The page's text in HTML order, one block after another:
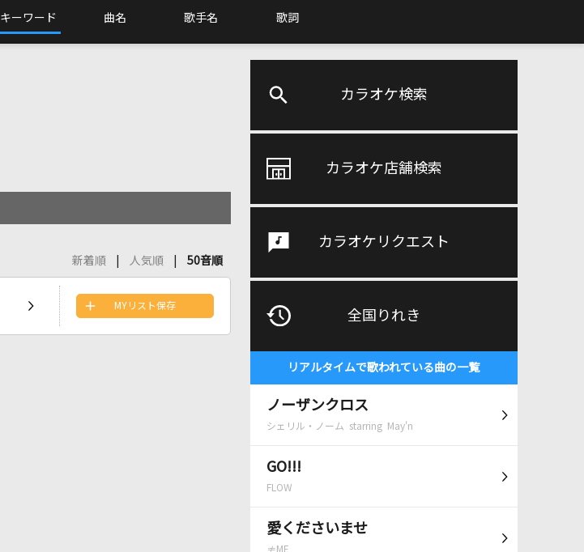
キーワード 曲名 歌手名 歌詞
カラオケ検索
カラオケ店舗検索
カラオケリクエスト
全国りれき
リアルタイムで歌われている曲の一覧
ノーザンクロス
シェリル・ノーム starring May'n
GO!!!
FLOW
愛くださいませ
≠ME
新着順
人気順 50音順
MYリスト保存